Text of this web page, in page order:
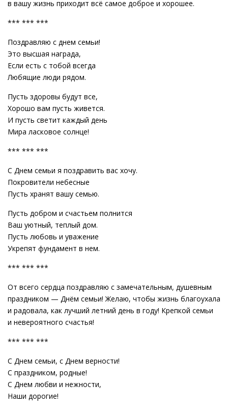
в вашу жизнь приходит всё самое доброе и хорошее.
*** *** ***
Поздравляю с днем семьи!
Это высшая награда,
Если есть с тобой всегда
Любящие люди рядом.
Пусть здоровы будут все,
Хорошо вам пусть живется.
И пусть светит каждый день
Мира ласковое солнце!
*** *** ***
С Днем семьи я поздравить вас хочу.
Покровители небесные
Пусть хранят вашу семью.
Пусть добром и счастьем полнится
Ваш уютный, теплый дом.
Пусть любовь и уважение
Укрепят фундамент в нем.
*** *** ***
От всего сердца поздравляю с замечательным, душевным
праздником — Днём семьи! Желаю, чтобы жизнь благоухала
и радовала, как лучший летний день в году! Крепкой семьи
и невероятного счастья!
*** *** ***
С Днем семьи, с Днем верности!
С праздником, родные!
С Днем любви и нежности,
Наши дорогие!